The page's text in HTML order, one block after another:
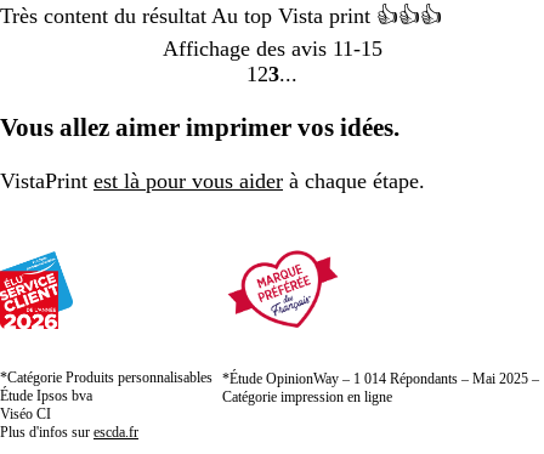
Très content du résultat Au top Vista print 👍👍👍
Affichage des avis 11-15
Accéder
la
1 Accéder
la
2 Accéder
la
3
Vous allez aimer imprimer vos idées.
VistaPrint est là pour vous aider à chaque étape.
*Catégorie Produits personnalisables
Étude Ipsos bva
Viséo CI
Plus d'infos sur escda.fr
*Étude OpinionWay – 1 014 Répondants – Mai 2025 –
Catégorie impression en ligne